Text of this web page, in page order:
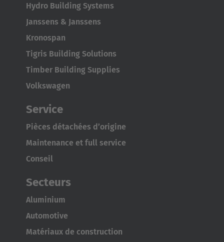
Hydro Building Systems
Janssens & Janssens
Kronospan
Tigris Building Solutions
Timber Building Supplies
Volkswagen
Service
Pièces détachées d’origine
Maintenance et full service
Conseil
Secteurs
Aluminium
Automotive
Matériaux de construction